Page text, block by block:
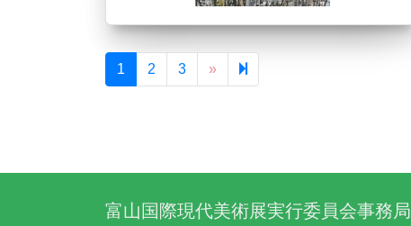
1 2 3 » Next page
富山国際現代美術展実行委員会事務局